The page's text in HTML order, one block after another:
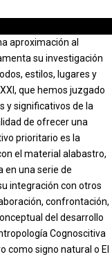
aproximación al
su investigación
estilos, lugares y
que hemos juzgado
y significativos de la
de ofrecer una
prioritario es la
el material alabastro,
en una serie de
integración con otros
confrontación,
del desarrollo
Cognoscitiva
como signo natural o El